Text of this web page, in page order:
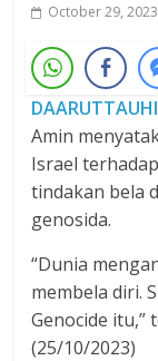
October 29, 2023
Amin
Israel
tindakan bela
genosida.
“Dunia
membela diri.
Genocide itu,”
(25/10/2023)